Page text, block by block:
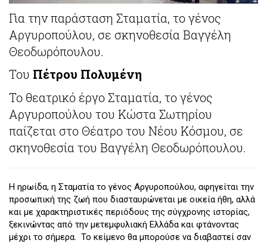
Για την παράσταση Σταματία, το γένος
Αργυροπούλου, σε σκηνοθεσία Βαγγέλη
Θεοδωρόπουλου.
Του Πέτρου Πολυμένη
Το θεατρικό έργο Σταματία, το γένος
Αργυροπούλου του Κώστα Σωτηρίου
παίζεται στο Θέατρο του Νέου Κόσμου, σε
σκηνοθεσία του Βαγγέλη Θεοδωρόπουλου.
Η ηρωίδα, η Σταματία το γένος Αργυροπούλου, αφηγείται την
προσωπική της ζωή που διασταυρώνεται με οικεία ήθη, αλλά
και με χαρακτηριστικές περιόδους της σύγχρονης ιστορίας,
ξεκινώντας από την μετεμφυλιακή Ελλάδα και φτάνοντας
μέχρι το σήμερα. Το κείμενο θα μπορούσε να διαβαστεί σαν